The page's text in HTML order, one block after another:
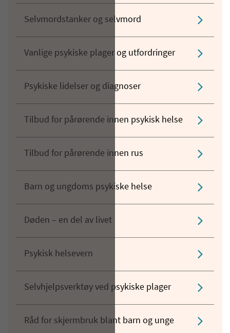
Selvmordstanker og selvmord
Vanlige psykiske plager og utfordringer
Psykiske lidelser og diagnoser
Tilbud for pårørende innen psykisk helse
Tilbud for pårørende innen rus
Barn og ungdoms psykiske helse
Døden – en del av livet
Psykisk helsevern
Selvhjelpsverktøy ved psykiske plager
Råd for skjermbruk blant barn og unge